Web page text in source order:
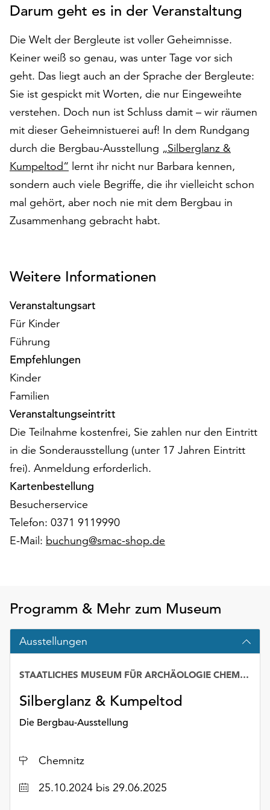
auf
akzeptieren“,
um
alle
Cookies
zu
akzeptieren.
Sie
können
Ihr
Einverständnis
jederzeit
ändern
und
widerrufen.
am
der
Seite
die
Schaltfläche
„Cookie-
Einstellungen“
Verfügung.
Funktionale
Cookies
werden
auch
ohne
Ihr
Einverständnis
weiterhin
ausgeführt.
Möchten
Cookies
anpassen,
erreichen
Sie
Einstellungen
die
„Auswählen“.
Informationen
Sie
Darum geht es in der Veranstaltung
Die Welt der Bergleute ist voller Geheimnisse.
Keiner weiß so genau, was unter Tage vor sich
geht. Das liegt auch an der Sprache der Bergleute:
Sie ist gespickt mit Worten, die nur Eingeweihte
verstehen. Doch nun ist Schluss damit – wir räumen
mit dieser Geheimnistuerei auf! In dem Rundgang
durch die Bergbau-Ausstellung „Silberglanz &
Kumpeltod“ lernt ihr nicht nur Barbara kennen,
sondern auch viele Begriffe, die ihr vielleicht schon
mal gehört, aber noch nie mit dem Bergbau in
Zusammenhang gebracht habt.
Weitere Informationen
Veranstaltungsart
Für Kinder
Führung
Empfehlungen
Kinder
Familien
Veranstaltungseintritt
Die Teilnahme kostenfrei, Sie zahlen nur den Eintritt
in die Sonderausstellung (unter 17 Jahren Eintritt
frei). Anmeldung erforderlich.
Kartenbestellung
Besucherservice
Telefon: 0371 9119990
E-Mail: buchung@smac-shop.de
Programm & Mehr zum Museum
Ausstellungen
STAATLICHES MUSEUM FÜR ARCHÄOLOGIE CHEMNITZ – SMAC
Silberglanz & Kumpeltod
Die Bergbau-Ausstellung
Ort
Chemnitz
Datum25.10.2024 bis 29.06.2025